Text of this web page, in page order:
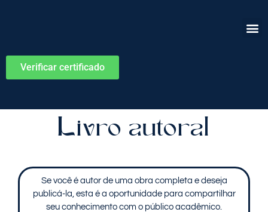
Verificar certificado
Livro autoral
Se você é autor de uma obra completa e deseja
publicá-la, esta é a oportunidade para compartilhar
seu conhecimento com o público acadêmico.